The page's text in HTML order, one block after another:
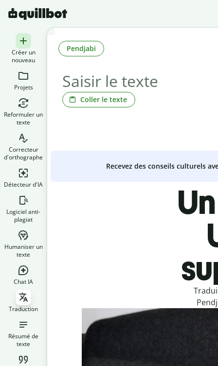
Créer un
nouveau
Projets
Reformuler un
texte
Correcteur
d'orthographe
Détecteur d'IA
Logiciel anti-
plagiat
Humaniser un
texte
Chat IA
Traduction
Résumé de
texte
Coller le texte
Pendjabi
Recevez des conseils culturels